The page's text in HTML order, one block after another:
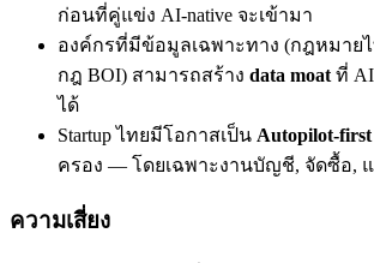
ก่อนที่คู่แข่ง AI-native จะเข้ามา
องค์กรที่มีข้อมูลเฉพาะทาง (กฎหมาย
กฎ BOI) สามารถสร้าง data moat ที่
ได้
Startup ไทยมีโอกาสเป็น Autopilot-first
ครอง — โดยเฉพาะงานบัญชี, จัดซื้อ, แ
ความเสี่ยง